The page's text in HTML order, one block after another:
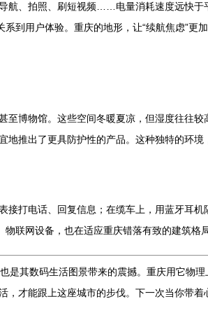
航、拍照、刷短视频……电量消耗速度远快
到用户体验。重庆的地形，让“续航焦虑”
博物馆。这些空间冬暖夏凉，但湿度往往
推出了更具防护性的产品。这种独特的环境
接打电话、回复信息；在缆车上，用蓝牙
联网设备，也在适应重庆错落有致的建筑格
是其数码生活图景带来的震撼。重庆用它物
才能跟上这座城市的步伐。下一次当你带